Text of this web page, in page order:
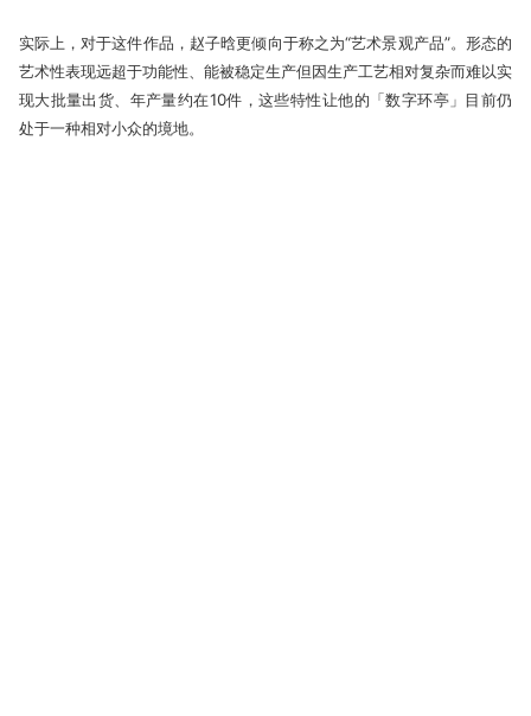
实际上，对于这件作品，赵子晗更倾向于称之为“艺术景观产品”。形态的
艺术性表现远超于功能性、能被稳定生产但因生产工艺相对复杂而难以实
现大批量出货、年产量约在10件，这些特性让他的「数字环亭」目前仍
处于一种相对小众的境地。